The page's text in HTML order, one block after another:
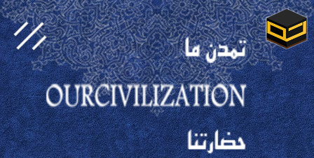
بیت
حرف ما
حرف شما